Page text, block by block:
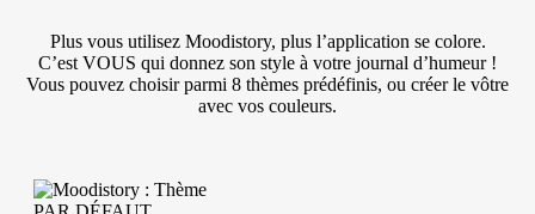
Plus vous utilisez Moodistory, plus l’application se colore.
C’est VOUS qui donnez son style à votre journal d’humeur !
Vous pouvez choisir parmi 8 thèmes prédéfinis, ou créer le vôtre
avec vos couleurs.